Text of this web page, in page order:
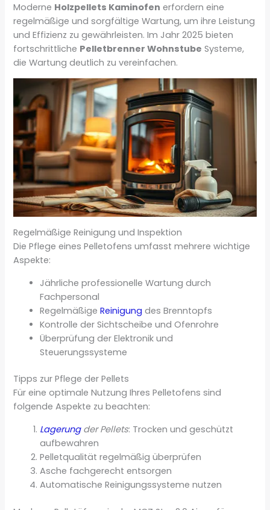
Moderne Holzpellets Kaminofen erfordern eine
regelmäßige und sorgfältige Wartung, um ihre Leistung
und Effizienz zu gewährleisten. Im Jahr 2025 bieten
fortschrittliche Pelletbrenner Wohnstube Systeme,
die Wartung deutlich zu vereinfachen.
Regelmäßige Reinigung und Inspektion
Die Pflege eines Pelletofens umfasst mehrere wichtige
Aspekte:
Jährliche professionelle Wartung durch
Fachpersonal
RegelmäßigeReinigung des Brenntopfs
Kontrolle der Sichtscheibe und Ofenrohre
Überprüfung der Elektronik und
Steuerungssysteme
Tipps zur Pflege der Pellets
Für eine optimale Nutzung Ihres Pelletofens sind
folgende Aspekte zu beachten:
Lagerungder Pellets: Trocken und geschützt
aufbewahren
Pelletqualität regelmäßig überprüfen
Asche fachgerecht entsorgen
Automatische Reinigungssysteme nutzen